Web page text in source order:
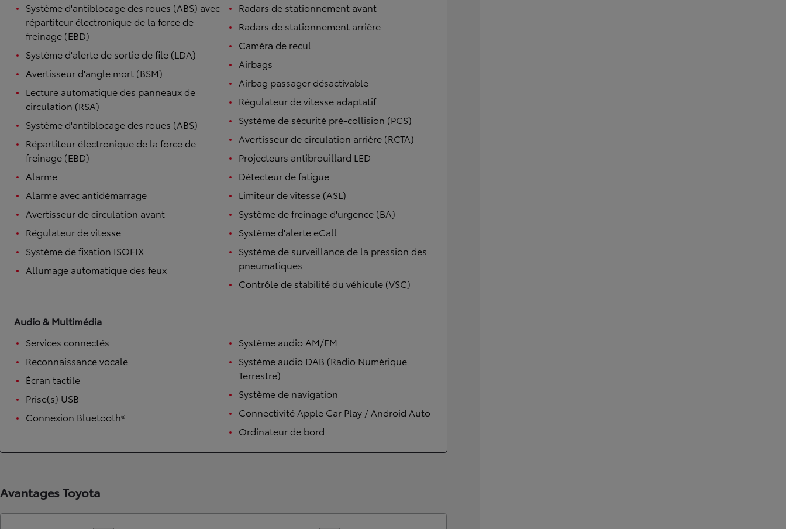
HYBRIDE OU HYBRIDE RECHARGEABLE
Système d'antiblocage des roues (ABS) avec
répartiteur électronique de la force de
freinage (EBD)
Système d'alerte de sortie de file (LDA)
Avertisseur d'angle mort (BSM)
Lecture automatique des panneaux de
circulation (RSA)
Système d'antiblocage des roues (ABS)
Répartiteur électronique de la force de
freinage (EBD)
Alarme
Alarme avec antidémarrage
Avertisseur de circulation avant
Régulateur de vitesse
Système de fixation ISOFIX
Allumage automatique des feux
Radars de stationnement avant
Radars de stationnement arrière
Caméra de recul
Airbags
Airbag passager désactivable
Régulateur de vitesse adaptatif
Système de sécurité pré-collision (PCS)
Avertisseur de circulation arrière (RCTA)
Projecteurs antibrouillard LED
Détecteur de fatigue
Limiteur de vitesse (ASL)
Système de freinage d'urgence (BA)
Système d'alerte eCall
Système de surveillance de la pression des
pneumatiques
Contrôle de stabilité du véhicule (VSC)
Audio & Multimédia
Services connectés
Reconnaissance vocale
Écran tactile
Prise(s) USB
Connexion Bluetooth®
Système audio AM/FM
Système audio DAB (Radio Numérique
Terrestre)
Système de navigation
Connectivité Apple Car Play / Android Auto
Ordinateur de bord
Avantages Toyota